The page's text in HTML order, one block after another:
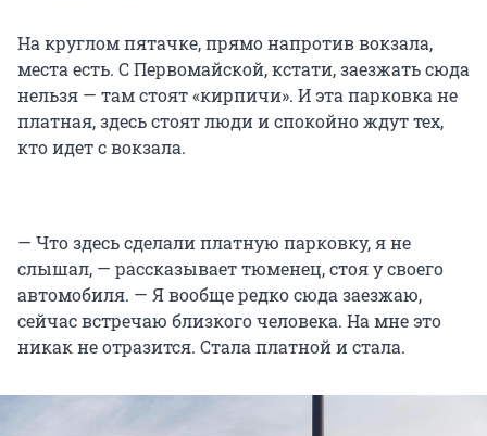
На круглом пятачке, прямо напротив вокзала,
места есть. С Первомайской, кстати, заезжать сюда
нельзя — там стоят «кирпичи». И эта парковка не
платная, здесь стоят люди и спокойно ждут тех,
кто идет с вокзала.
— Что здесь сделали платную парковку, я не
слышал, — рассказывает тюменец, стоя у своего
автомобиля. — Я вообще редко сюда заезжаю,
сейчас встречаю близкого человека. На мне это
никак не отразится. Стала платной и стала.